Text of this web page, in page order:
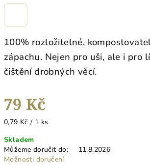
100% rozložitelné,
zápachu. Nejen pro uši, ale i pro
čištění drobných věcí.
79 Kč
Měrná
0,79 Kč / 1 ks
Skladem
Můžeme doručit do:
11.8.2026
Možnosti doručení